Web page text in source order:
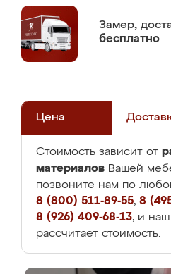
Замер,
бесплатно
Цена
Стоимость зависит от
материалов Вашей
позвоните нам по
8 (800) 511-89-55, 8
8 (926) 409-68-13, и
рассчитает стоимость.